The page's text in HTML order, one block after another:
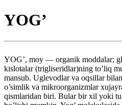
YOG’
YOG’, moy — organik moddalar;
kislotalar (trigliseridlar)ning to’liq
mansub. Uglevodlar va oqsillar
o’simlik va mikroorganizmlar
qismlaridan biri. Bular bir xil yoki